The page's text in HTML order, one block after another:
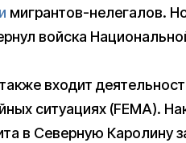
мигрантов-нелегалов.
войска
входит
ситуациях (FEMA).
в Северную Каролину